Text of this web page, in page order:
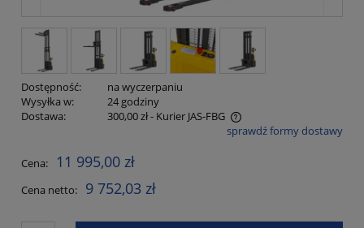
Dostępność:
na wyczerpaniu
Wysyłka w:
24 godziny
Dostawa:
300,00 zł- Kurier JAS-FBG
Cena nie zawiera ewentualnych kosztów płatnościsprawdź formy dostawy
Cena: 11 995,00 zł
Cena netto: 9 752,03 zł